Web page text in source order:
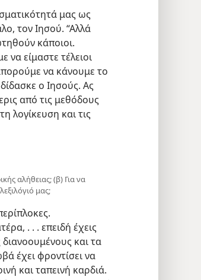
μας ως
τον Ιησού. “Αλλά
κάποιοι.
να είμαστε τέλειοι
να κάνουμε το
ο Ιησούς. Ας
από τις μεθόδους
λογίκευση και τις
αλήθειας; (β) Για να
μας;
. . . επειδή έχεις
και τα
έχει φροντίσει να
και ταπεινή καρδιά.